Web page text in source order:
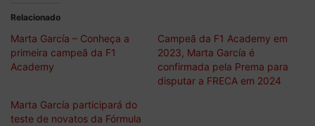
Relacionado
Marta García – Conheça a
primeira campeã da F1
Academy
Campeã da F1 Academy em
2023, Marta García é
confirmada pela Prema para
disputar a FRECA em 2024
Marta García participará do
teste de novatos da Fórmula